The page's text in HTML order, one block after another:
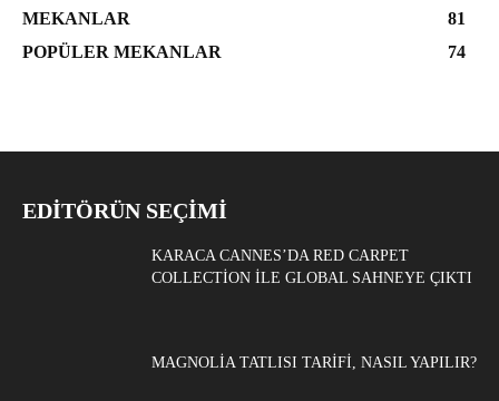
MEKANLAR
81
POPÜLER MEKANLAR
74
EDITÖRÜN SEÇIMI
KARACA CANNES’DA RED CARPET
COLLECTION ILE GLOBAL SAHNEYE ÇIKTI
MAGNOLIA TATLISI TARIFI, NASIL YAPILIR?